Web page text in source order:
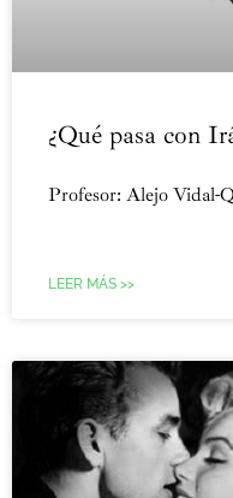
¿Qué pasa con
Profesor: Alejo Vidal-
LEER MÁS >>